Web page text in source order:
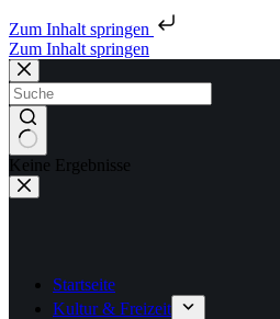
Zum Inhalt springen
Zum Inhalt springen
Keine Ergebnisse
Startseite
Kultur & Freizeit